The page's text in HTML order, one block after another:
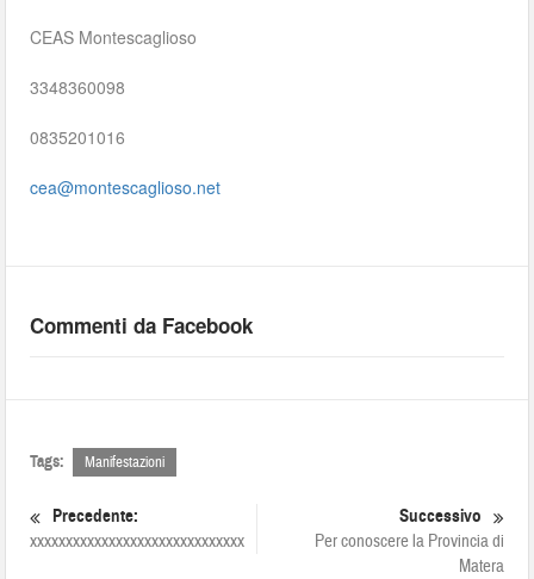
CEAS Montescaglioso
3348360098
0835201016
cea@montescaglioso.net
Commenti da Facebook
Tags: Manifestazioni
Precedente:
xxxxxxxxxxxxxxxxxxxxxxxxxxxxxx
Successivo
Per conoscere la Provincia di
Matera